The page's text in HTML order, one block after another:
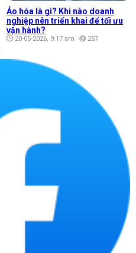
Ảo hóa là gì? Khi nào doanh
nghiệp nên triển khai để tối ưu
vận hành?
20-05-2026, 9:17 am 257